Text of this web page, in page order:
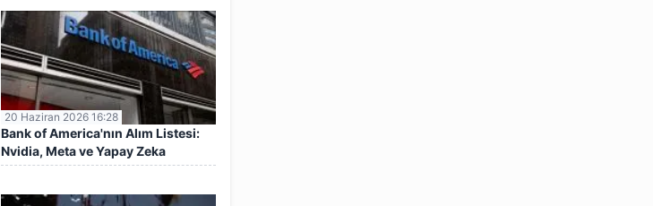
20 Haziran 2026 16:28
Bank of America'nın Alım Listesi:
Nvidia, Meta ve Yapay Zeka
Hisseleri